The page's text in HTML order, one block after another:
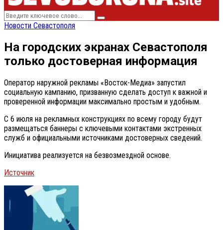
Search
for:
Search
Новости Севастополя
На городских экранах Севастополя
только достоверная информация
Оператор наружной рекламы «Восток-Медиа» запустил
социальную кампанию, призванную сделать доступ к важной и
проверенной информации максимально простым и удобным.
С 6 июля на рекламных конструкциях по всему городу будут
размещаться баннеры с ключевыми контактами экстренных
служб и официальными источниками достоверных сведений.
Инициатива реализуется на безвозмездной основе.
Источник